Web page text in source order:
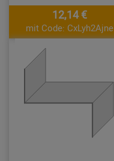
12,14 €
mit Code: CxLyh2Ajne